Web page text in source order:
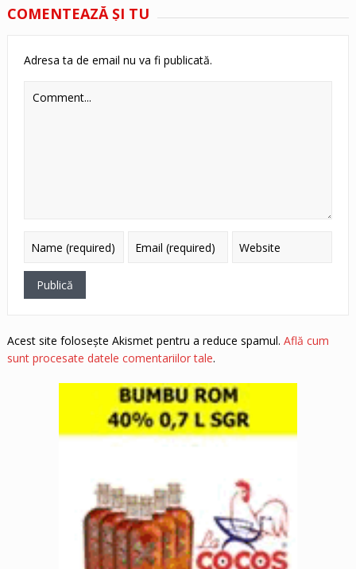
COMENTEAZĂ ŞI TU
Adresa ta de email nu va fi publicată.
Acest site folosește Akismet pentru a reduce spamul. Află cum
sunt procesate datele comentariilor tale.